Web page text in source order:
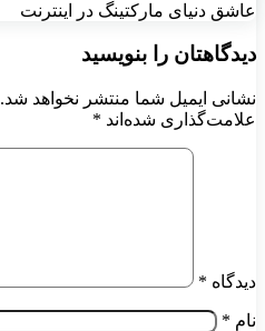
عاشق دنیای مارکتینگ در اینترنت
دیدگاهتان را بنویسید
نشانی ایمیل شما منتشر نخواهد شد.
علامت‌گذاری شده‌اند *
دیدگاه *
نام *